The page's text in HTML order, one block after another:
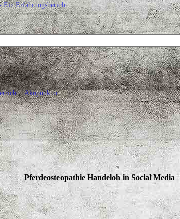
Ein Erfahrungsbericht
Akupunktur
Pferdeosteopathie Handeloh in Social Media